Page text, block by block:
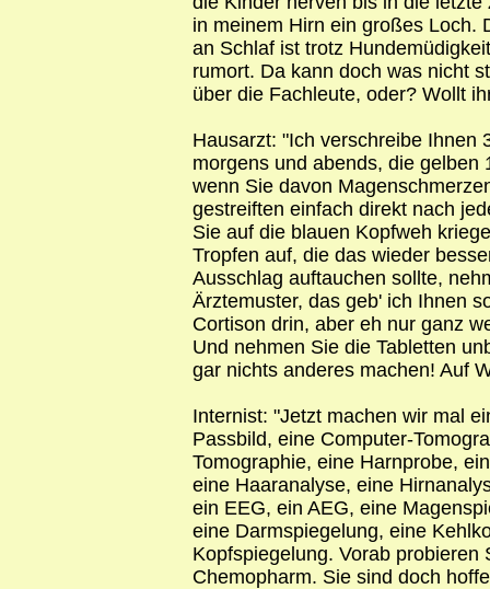
in meinem Hirn ein großes Loch.
an Schlaf ist trotz
rumort. Da kann doch was nicht
über die Fachleute, oder? Wollt
Hausarzt: "Ich verschreibe Ihnen
morgens und abends, die
wenn Sie davon
gestreiften einfach direkt nach
Sie auf die blauen Kopfweh
Tropfen auf, die das wieder
Ausschlag auftauchen sollte,
Ärztemuster, das geb' ich Ihnen
Cortison drin, aber eh nur ganz
Und nehmen Sie die Tabletten
gar nichts anderes machen! Auf
Internist: "Jetzt machen wir mal
Passbild, eine Computer-
Tomographie, eine Harnprobe,
eine Haaranalyse, eine
ein EEG, ein AEG, eine
eine Darmspiegelung, eine
Kopfspiegelung. Vorab
Chemopharm. Sie sind doch